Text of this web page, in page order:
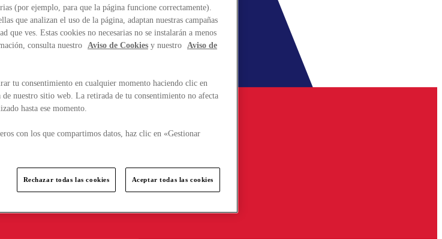
(por ejemplo, para que la página funcione correctamente).
que analizan el uso de la página, adaptan nuestras campañas
que ves. Estas cookies no necesarias no se instalarán a menos
consulta nuestro Aviso de Cookies y nuestro Aviso de
tu consentimiento en cualquier momento haciendo clic en
nuestro sitio web. La retirada de tu consentimiento no afecta
hasta ese momento.
con los que compartimos datos, haz clic en «Gestionar
Rechazar todas las cookies Aceptar todas las cookies